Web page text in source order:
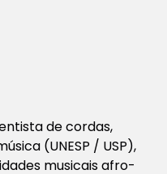
de cordas,
(UNESP / USP),
musicais afro-